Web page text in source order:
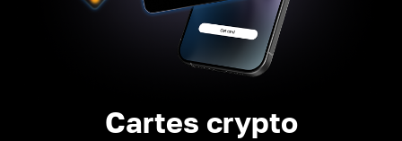
Cartes crypto